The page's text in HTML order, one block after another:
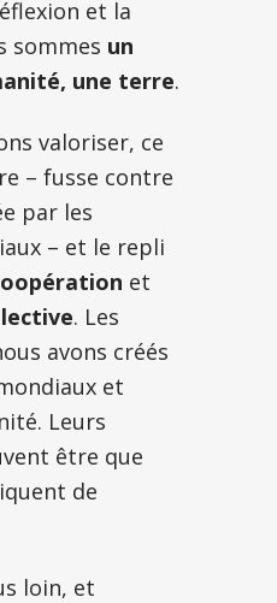
et la
sommes un
une terre.
valoriser, ce
– fusse contre
par les
– et le repli
et
. Les
avons créés
et
Leurs
être que
de
loin, et